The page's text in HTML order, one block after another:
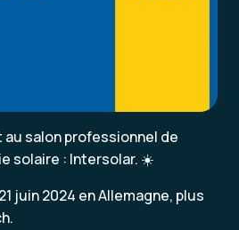
salon professionnel de
solaire : Intersolar. ☀️
juin 2024 en Allemagne, plus